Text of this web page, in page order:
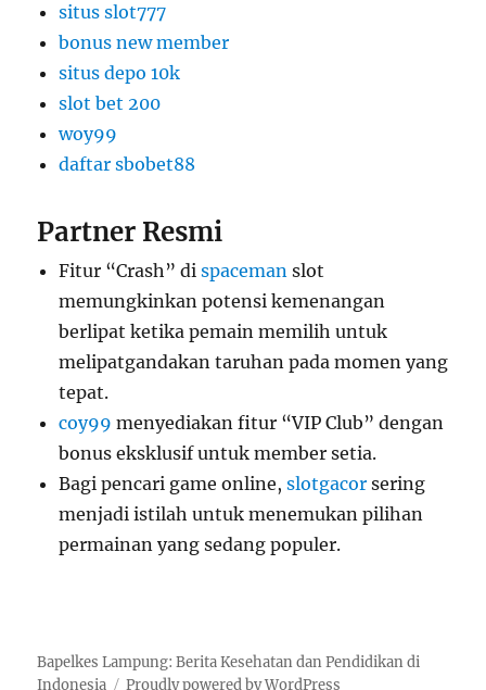
situs slot777
bonus new member
situs depo 10k
slot bet 200
woy99
daftar sbobet88
Partner Resmi
Fitur “Crash” dispaceman slot
memungkinkan potensi kemenangan
berlipat ketika pemain memilih untuk
melipatgandakan taruhan pada momen yang
tepat.
coy99 menyediakan fitur “VIP Club” dengan
bonus eksklusif untuk member setia.
Bagi pencari game online,slotgacorsering
menjadi istilah untuk menemukan pilihan
permainan yang sedang populer.
Bapelkes Lampung: Berita Kesehatan dan Pendidikan di
Indonesia
Proudly powered by WordPress